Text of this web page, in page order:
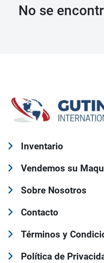
No se
Inventario
Vendemos su
Sobre Nosotros
Contacto
Términos y
Política de